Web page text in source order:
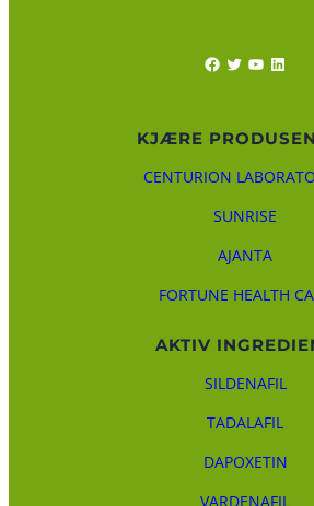
Facebook Twitter YouTube LinkedIn
KJÆRE
CENTURION
SUNRISE
AJANTA
FORTUNE HEALTH
AKTIV
SILDENAFIL
TADALAFIL
DAPOXETIN
VARDENAFIL